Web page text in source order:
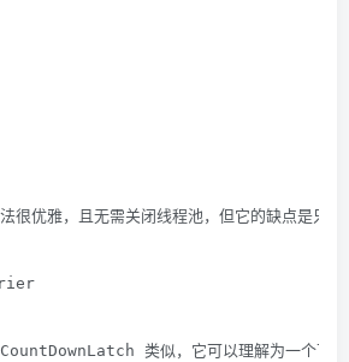
优雅，且无需关闭线程池，但它的缺点是只
类似，它可以理解为一个可